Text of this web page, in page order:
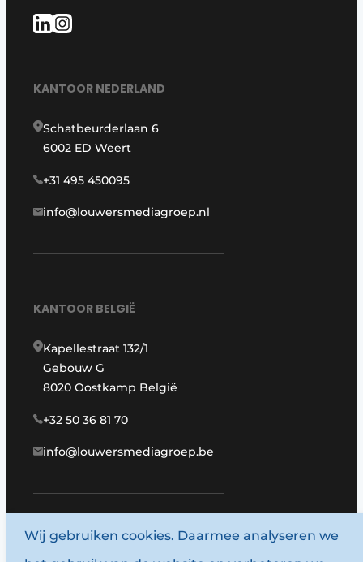
KANTOOR NEDERLAND
Schatbeurderlaan 6
6002 ED Weert
+31 495 450095
info@louwersmediagroep.nl
KANTOOR BELGIË
Kapellestraat 132/1
Gebouw G
8020 Oostkamp België
+32 50 36 81 70
info@louwersmediagroep.be
www.louwersmediagroep.com
Wij gebruiken cookies. Daarmee analyseren we